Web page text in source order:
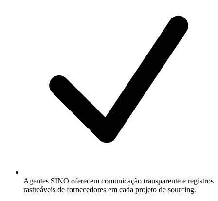
Agentes SINO oferecem comunicação transparente e registros
rastreáveis de fornecedores em cada projeto de sourcing.